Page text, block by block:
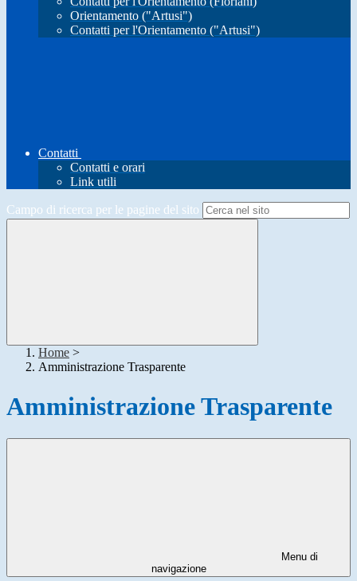
Orientamento ("Artusi")
Contatti per l'Orientamento ("Artusi")
Contatti
Contatti e orari
Link utili
Campo di ricerca per le pagine del sito
Home >
Amministrazione Trasparente
Amministrazione Trasparente
Menu di
navigazione